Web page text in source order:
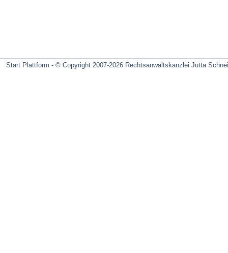
Start Plattform - © Copyright 2007-2026 Rechtsanwaltskanzlei Jutta